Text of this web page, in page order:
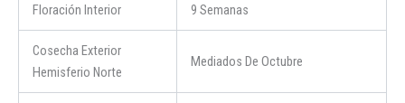
Floración Interior 9 Semanas
Cosecha Exterior
Hemisferio Norte
Mediados De Octubre